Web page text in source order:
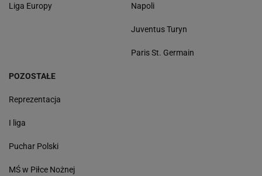
Liga Europy Napoli
Juventus Turyn
Paris St. Germain
POZOSTAŁE
Reprezentacja
I liga
Puchar Polski
MŚ w Piłce Nożnej